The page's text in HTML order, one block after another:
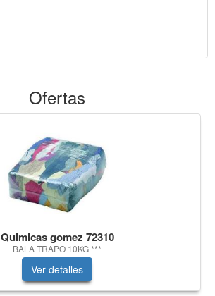
Ofertas
Quimicas gomez 72310
BALA TRAPO 10KG ***
Ver detalles